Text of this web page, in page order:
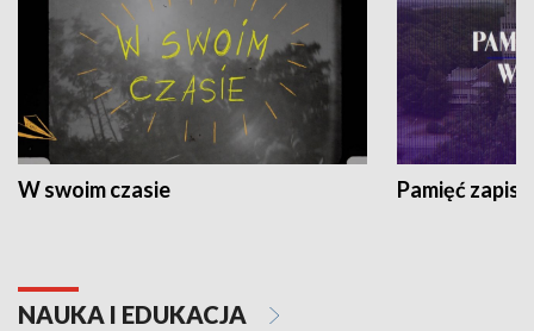
W swoim czasie Pamięć
NAUKA I EDUKACJA